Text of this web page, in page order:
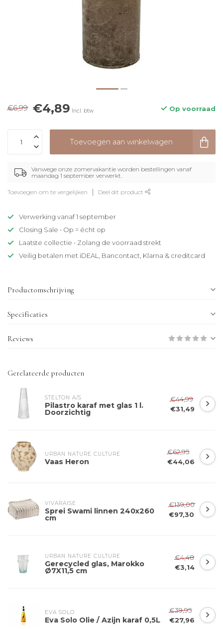
€6,99 €4,89 Incl. btw Op voorraad
Toevoegen aan winkelwagen
Vanwege onze zomervakantie worden bestellingen vanaf
maandag 1 september verwerkt.
Toevoegen om te vergelijken Deel dit product
Verwerking vanaf 1 september
Closing Sale • Op = écht op
Laatste collectie • Zolang de voorraad strekt
Veilig betalen met iDEAL, Bancontact, Klarna & creditcard
Productomschrijving
Specificaties
Reviews
Gerelateerde producten
STELTON A/S
Pilastro karaf met glas 1 l.
Doorzichtig
€44,99
€31,49
URBAN NATURE CULTURE
Vaas Heron
€62,95
€44,06
VIVARAISE
Sprei Swami linnen 240x260
cm
€139,00
€97,30
URBAN NATURE CULTURE
Gerecycled glas, Marokko
Ø7X11,5 cm
€4,48
€3,14
EVA SOLO
Eva Solo Olie / Azijn karaf 0,5L
€39,95
€27,96